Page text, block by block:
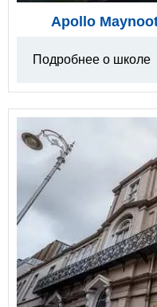
Apollo
Подробнее о школе